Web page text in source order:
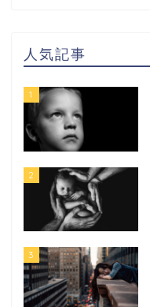
人気記事
1
2
3